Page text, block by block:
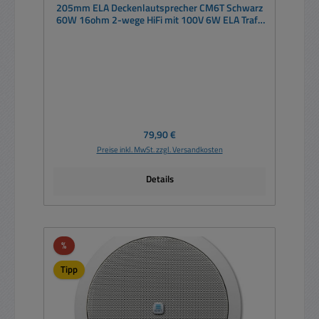
205mm ELA Deckenlautsprecher CM6T Schwarz
60W 16ohm 2-wege HiFi mit 100V 6W ELA Trafo
Regulärer Preis:
79,90 €
Preise inkl. MwSt. zzgl. Versandkosten
Details
%Rabatt
Tipp